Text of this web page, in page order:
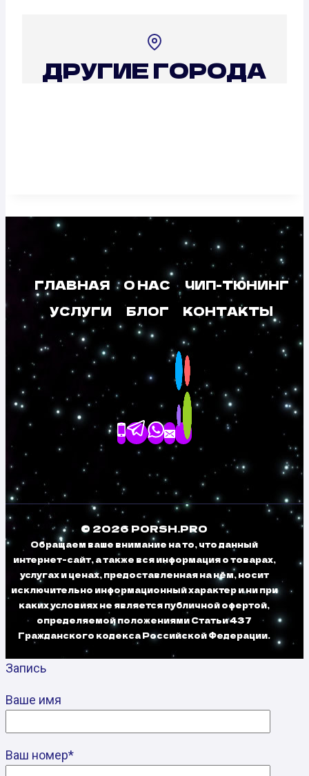
ДРУГИЕ ГОРОДА
ГЛАВНАЯ О НАС
ЧИП-ТЮНИНГ
УСЛУГИ
БЛОГ КОНТАКТЫ
© 2026 PORSH.PRO
Обращаем ваше внимание на то, что данный
интернет-сайт, а также вся информация о товарах,
услугах и ценах, предоставленная на нём, носит
исключительно информационный характер и ни при
каких условиях не является публичной офертой,
определяемой положениями Статьи 437
Гражданского кодекса Российской Федерации.
Запись
Ваше имя
Ваш номер*